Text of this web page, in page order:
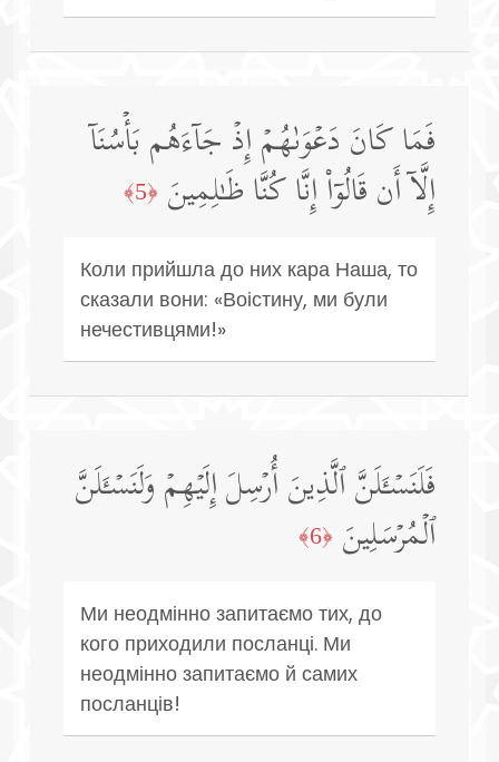
فَمَا كَانَ دَعۡوَىٰهُمۡ إِذۡ جَاۤءَهُم بَأۡسُنَاۤ
إِلَّاۤ أَن قَالُوۤا۟ إِنَّا كُنَّا ظَـٰلِمِینَ ﴿5﴾
Коли прийшла до них кара Наша, то
сказали вони: «Воістину, ми були
нечестивцями!»
فَلَنَسۡـَٔلَنَّ ٱلَّذِینَ أُرۡسِلَ إِلَیۡهِمۡ وَلَنَسۡـَٔلَنَّ
ٱلۡمُرۡسَلِینَ ﴿6﴾
Ми неодмінно запитаємо тих, до
кого приходили посланці. Ми
неодмінно запитаємо й самих
посланців!